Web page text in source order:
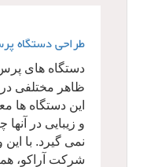
طراحی دستگاه
دستگاه های
ظاهر مختلفی
این دستگاه ها
و زیبایی در آنها
نمی گیرد. با
شرکت آراکو،